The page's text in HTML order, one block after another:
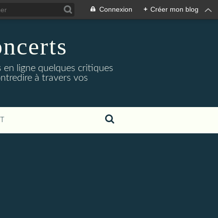
Connexion + Créer mon blog
ligne quelques critiques
à travers vos